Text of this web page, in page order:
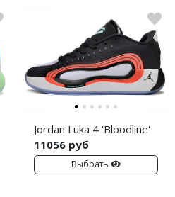
Jordan Luka 4 'Bloodline'
11056 руб
Выбрать